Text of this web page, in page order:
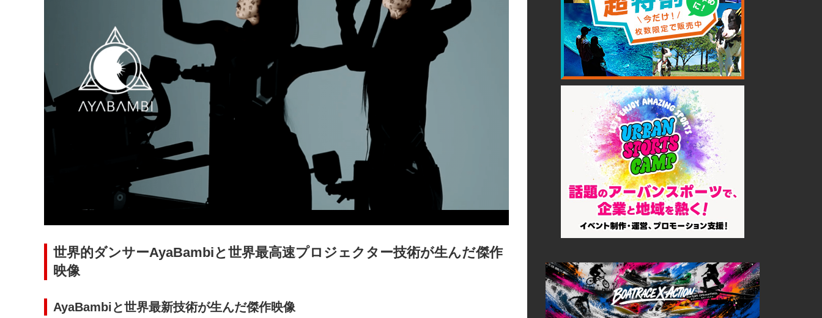
世界的ダンサーAyaBambiと世界最高速プロジェクター技術が生んだ傑作
映像
AyaBambiと世界最新技術が生んだ傑作映像